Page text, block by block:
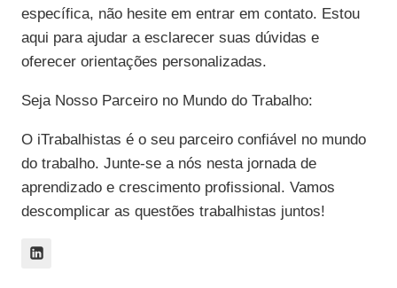
específica, não hesite em entrar em contato. Estou
aqui para ajudar a esclarecer suas dúvidas e
oferecer orientações personalizadas.
Seja Nosso Parceiro no Mundo do Trabalho:
O iTrabalhistas é o seu parceiro confiável no mundo
do trabalho. Junte-se a nós nesta jornada de
aprendizado e crescimento profissional. Vamos
descomplicar as questões trabalhistas juntos!